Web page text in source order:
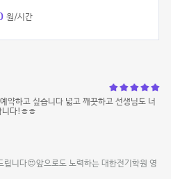
원/시간
약하고 싶습니다 넓고 깨끗하고 선생님도 너
다!ㅎㅎ
립니다😍앞으로도 노력하는 대한전기학원 영